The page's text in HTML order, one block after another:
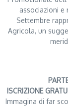
associazioni e
Settembre
Agricola, un
ISCRIZIONE
Immagina di far